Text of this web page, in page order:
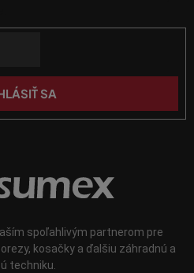
k
ý
p
i
spoľahlivým partnerom pre
kosačky a ďalšiu záhradnú a
techniku.
SA